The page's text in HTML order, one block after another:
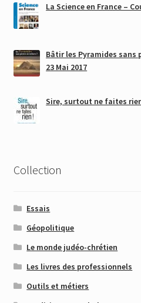
La Science en France –
Bâtir les Pyramides sans
23 Mai 2017
Sire, surtout ne faites
Collection
Essais
Géopolitique
Le monde judéo-chrétien
Les livres des professionnels
Outils et métiers